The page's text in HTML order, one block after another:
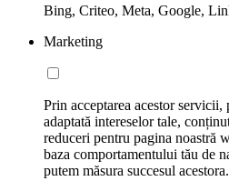
Bing, Criteo, Meta, Google,
Marketing
Prin acceptarea acestor
adaptată intereselor tale,
reduceri pentru pagina noastră
baza comportamentului tău de
putem măsura succesul